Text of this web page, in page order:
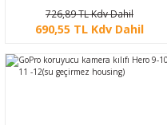
726,89 TL Kdv Dahil
690,55 TL Kdv Dahil